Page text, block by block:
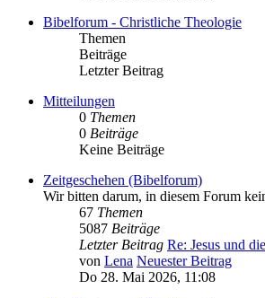
Bibelforum - Christliche Theologie
Themen
Beiträge
Letzter Beitrag
Mitteilungen
0 Themen
0 Beiträge
Keine Beiträge
Zeitgeschehen (Bibelforum)
Wir bitten darum, in diesem Forum
67 Themen
5087 Beiträge
Letzter Beitrag Re: Jesus und
von Lena Neuester Beitrag
Do 28. Mai 2026, 11:08